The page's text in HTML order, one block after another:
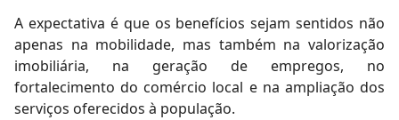
A expectativa é que os benefícios sejam sentidos não
apenas na mobilidade, mas também na valorização
imobiliária, na geração de empregos, no
fortalecimento do comércio local e na ampliação dos
serviços oferecidos à população.